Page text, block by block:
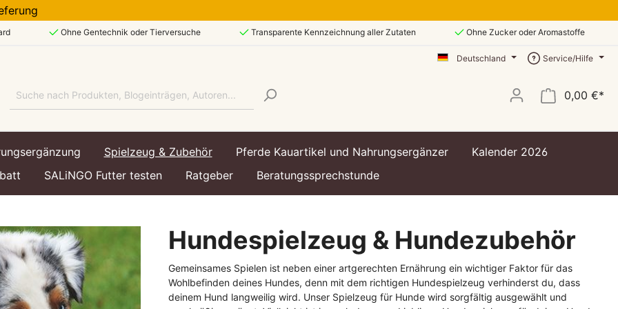
Ohne Gentechnik oder Tierversuche Transparente Kennzeichnung aller Zutaten Ohne Zucker oder Aromastoffe
Deutschland Service/Hilfe
0,00 €*
Spielzeug & Zubehör Pferde Kauartikel und Nahrungsergänzer
Kalender 2026
SALiNGO Futter testen Ratgeber Beratungssprechstunde
Welpe / Junior
Ausgewachsen / Adult
Kätzchen / Kitten
Ausgewachsen / Adult
& Immunsystem
Hundespielzeug &
Hundezubehör
Hundespielzeug & Hundezubehör
Gemeinsames Spielen ist neben einer artgerechten Ernährung ein wichtiger Faktor für das
Wohlbefinden deines Hundes, denn mit dem richtigen Hundespielzeug verhinderst du, dass
deinem Hund langweilig wird. Unser Spielzeug für Hunde wird sorgfältig ausgewählt und